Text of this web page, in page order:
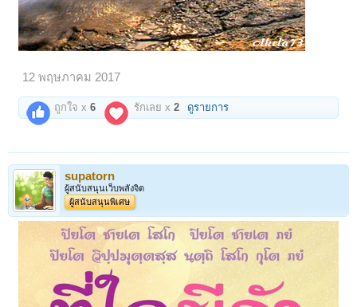
12 พฤษภาคม 2017
ถูกใจ x6 รักเลย x2 ดูรายการ
supatorn
ผู้สนับสนุนเว็บพลังจิต
ผู้สนับสนุนพิเศษ